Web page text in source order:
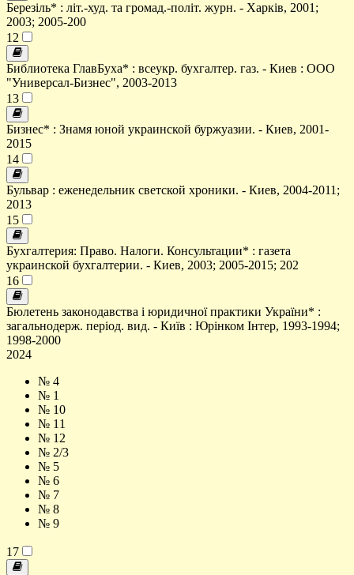
Березіль* : літ.-худ. та громад.-політ. журн. - Харків, 2001;
2003; 2005-200
12
Библиотека ГлавБуха* : всеукр. бухгалтер. газ. - Киев : ООО
"Универсал-Бизнес", 2003-2013
13
Бизнес* : Знамя юной украинской буржуазии. - Киев, 2001-
2015
14
Бульвар : еженедельник светской хроники. - Киев, 2004-2011;
2013
15
Бухгалтерия: Право. Налоги. Консультации* : газета
украинской бухгалтерии. - Киев, 2003; 2005-2015; 202
16
Бюлетень законодавства і юридичної практики України* :
загальнодерж. період. вид. - Київ : Юрінком Інтер, 1993-1994;
1998-2000
2024
№ 4
№ 1
№ 10
№ 11
№ 12
№ 2/3
№ 5
№ 6
№ 7
№ 8
№ 9
17